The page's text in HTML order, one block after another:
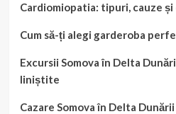
Cardiomiopatia: tipuri, cauze
Cum să-ți alegi garderoba
Excursii Somova în Delta
liniștite
Cazare Somova în Delta